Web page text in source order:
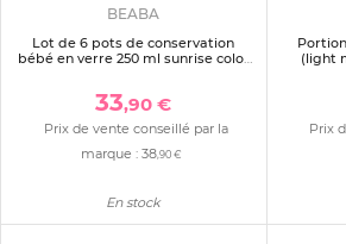
BEABA
Lot de 6 pots de conservation
bébé en verre 250 ml sunrise color
33,90 €
Prix de vente conseillé par la
marque : 38,90 €
En stock
(light
Prix